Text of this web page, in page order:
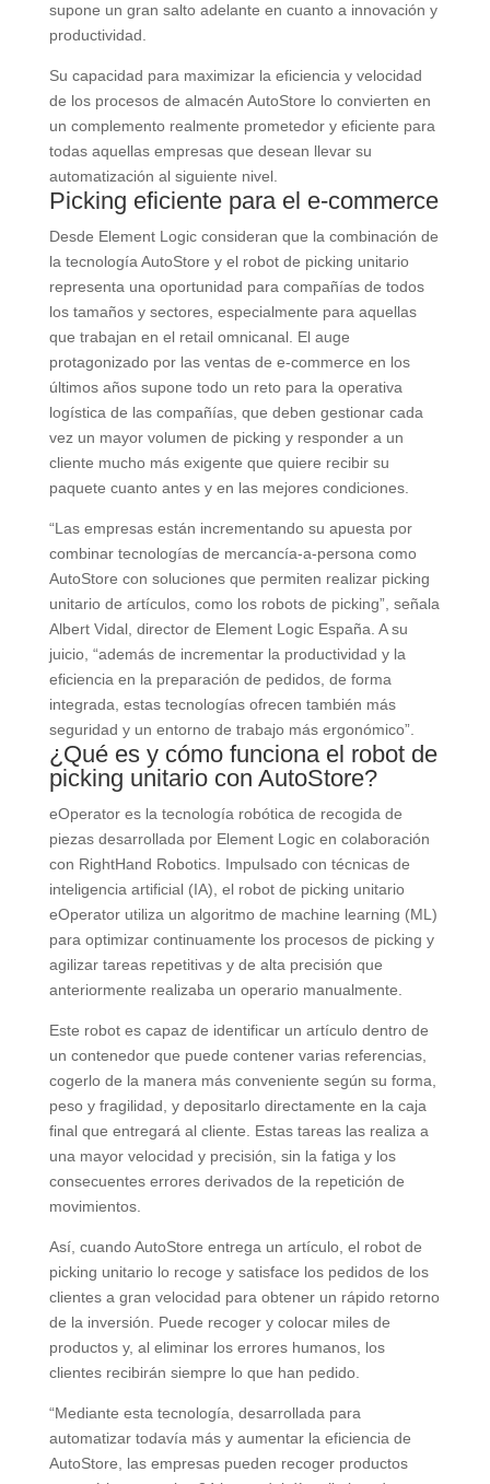
supone un gran salto adelante en cuanto a innovación y
productividad.
Su capacidad para maximizar la eficiencia y velocidad
de los procesos de almacén AutoStore lo convierten en
un complemento realmente prometedor y eficiente para
todas aquellas empresas que desean llevar su
automatización al siguiente nivel.
Picking eficiente para el e-commerce
Desde Element Logic consideran que la combinación de
la tecnología AutoStore y el robot de picking unitario
representa una oportunidad para compañías de todos
los tamaños y sectores, especialmente para aquellas
que trabajan en el retail omnicanal. El auge
protagonizado por las ventas de e-commerce en los
últimos años supone todo un reto para la operativa
logística de las compañías, que deben gestionar cada
vez un mayor volumen de picking y responder a un
cliente mucho más exigente que quiere recibir su
paquete cuanto antes y en las mejores condiciones.
“Las empresas están incrementando su apuesta por
combinar tecnologías de mercancía-a-persona como
AutoStore con soluciones que permiten realizar picking
unitario de artículos, como los robots de picking”, señala
Albert Vidal, director de Element Logic España. A su
juicio, “además de incrementar la productividad y la
eficiencia en la preparación de pedidos, de forma
integrada, estas tecnologías ofrecen también más
seguridad y un entorno de trabajo más ergonómico”.
¿Qué es y cómo funciona el robot de
picking unitario con AutoStore?
eOperator es la tecnología robótica de recogida de
piezas desarrollada por Element Logic en colaboración
con RightHand Robotics. Impulsado con técnicas de
inteligencia artificial (IA), el robot de picking unitario
eOperator utiliza un algoritmo de machine learning (ML)
para optimizar continuamente los procesos de picking y
agilizar tareas repetitivas y de alta precisión que
anteriormente realizaba un operario manualmente.
Este robot es capaz de identificar un artículo dentro de
un contenedor que puede contener varias referencias,
cogerlo de la manera más conveniente según su forma,
peso y fragilidad, y depositarlo directamente en la caja
final que entregará al cliente. Estas tareas las realiza a
una mayor velocidad y precisión, sin la fatiga y los
consecuentes errores derivados de la repetición de
movimientos.
Así, cuando AutoStore entrega un artículo, el robot de
picking unitario lo recoge y satisface los pedidos de los
clientes a gran velocidad para obtener un rápido retorno
de la inversión. Puede recoger y colocar miles de
productos y, al eliminar los errores humanos, los
clientes recibirán siempre lo que han pedido.
“Mediante esta tecnología, desarrollada para
automatizar todavía más y aumentar la eficiencia de
AutoStore, las empresas pueden recoger productos